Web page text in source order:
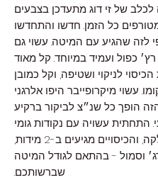
לכלב של זי דוג מתעדכן בצבעים
כל הזמן. חדשו והתחדשו
לזה שהגיע עם המיטה. עשוי גם
כפול ועמיד במיוחד. קל מאוד
לניקוי ושטיפה, וקל כמובן
עשוי מיקרופייבר היפו אלרגני
הופך כל שנ״צ לביקור ברקיע
התחתית עשויה עם נקודות גומי
למניעת החלקה, והכיסויים מגיעים ב-2 מידות,
וסמול - בהתאם לגודל המיטה
שברשותכם.